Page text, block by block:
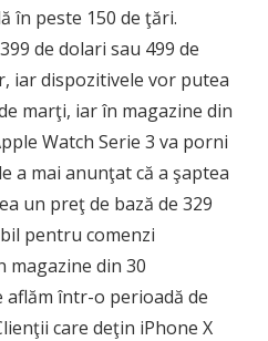
în peste 150 de ţări.
de dolari sau 499 de
iar dispozitivele vor putea
marţi, iar în magazine din
Watch Serie 3 va porni
a mai anunţat că a şaptea
un preţ de bază de 329
pentru comenzi
magazine din 30
aflăm într-o perioadă de
care deţin iPhone X